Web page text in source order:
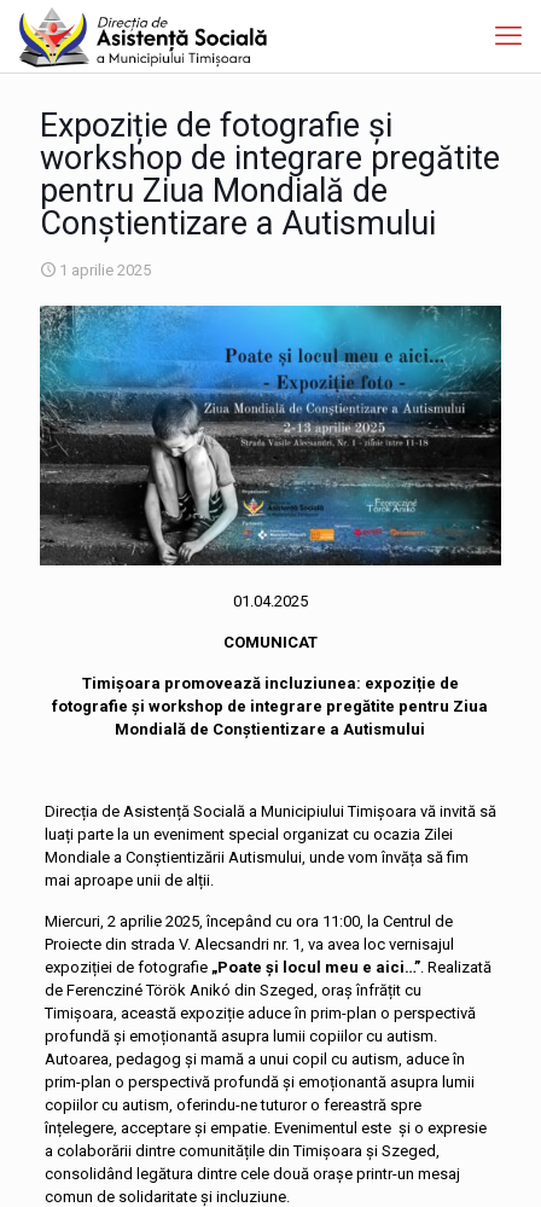
Expoziție de fotografie și
workshop de integrare pregătite
pentru Ziua Mondială de
Conștientizare a Autismului
1 aprilie 2025
01.04.2025
COMUNICAT
Timișoara promovează incluziunea: expoziție de
fotografie și workshop de integrare pregătite pentru Ziua
Mondială de Conștientizare a Autismului
Direcția de Asistență Socială a Municipiului Timișoara vă invită să
luați parte la un eveniment special organizat cu ocazia Zilei
Mondiale a Conștientizării Autismului, unde vom învăța să fim
mai aproape unii de alții.
Miercuri, 2 aprilie 2025, începând cu ora 11:00, la Centrul de
Proiecte din strada V. Alecsandri nr. 1, va avea loc vernisajul
expoziției de fotografie „Poate și locul meu e aici…”. Realizată
de Ferencziné Török Anikó din Szeged, oraș înfrățit cu
Timișoara, această expoziție aduce în prim-plan o perspectivă
profundă și emoționantă asupra lumii copiilor cu autism.
Autoarea, pedagog și mamă a unui copil cu autism, aduce în
prim-plan o perspectivă profundă și emoționantă asupra lumii
copiilor cu autism, oferindu-ne tuturor o fereastră spre
înțelegere, acceptare și empatie. Evenimentul este și o expresie
a colaborării dintre comunitățile din Timișoara și Szeged,
consolidând legătura dintre cele două orașe printr-un mesaj
comun de solidaritate și incluziune.